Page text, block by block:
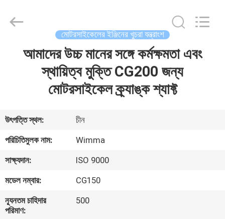
ভিডিও
সম্বন্ধে
কারখানা
Parts
মোটরসাইকেলের ইঞ্জিনের খুচরা যন্ত্রাংশ
আমাদের উচ্চ মানের সঙ্গে কর্মক্ষমতা এবং
স্থায়িত্ব মুক্তি CG200 জন্য
মোটরসাইকেল ক্র্যাঙ্ক শ্যাফ্ট
উৎপত্তি স্থল:
চীন
পরিচিতিমুলক নাম:
Wimma
সাক্ষ্যদান:
ISO 9000
মডেল নম্বার:
CG150
ন্যূনতম চাহিদার
পরিমাণ:
500